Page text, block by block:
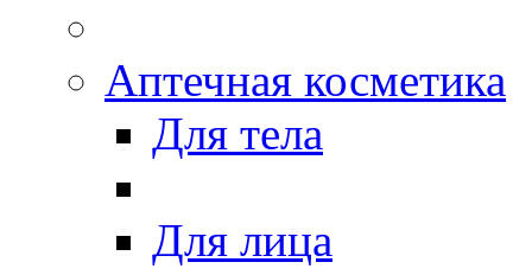
Аптечная косметика
Для тела
Для лица